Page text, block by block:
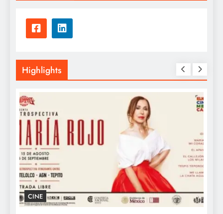
Highlights
GASTRONOMÍA